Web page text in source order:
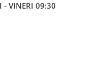
- VINERI 09:30